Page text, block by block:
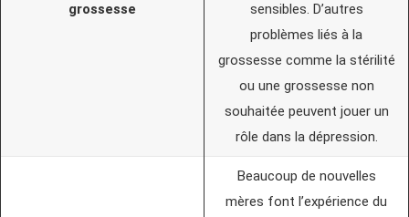
grossesse
sensibles. D’autres
problèmes liés à la
grossesse comme la stérilité
ou une grossesse non
souhaitée peuvent jouer un
rôle dans la dépression.
Beaucoup de nouvelles
mères font l’expérience du